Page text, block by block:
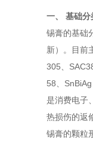
一、 基础分
锡膏的基础
新）。目前
305、
58、
是消费电子
热损伤的返
锡膏的颗粒